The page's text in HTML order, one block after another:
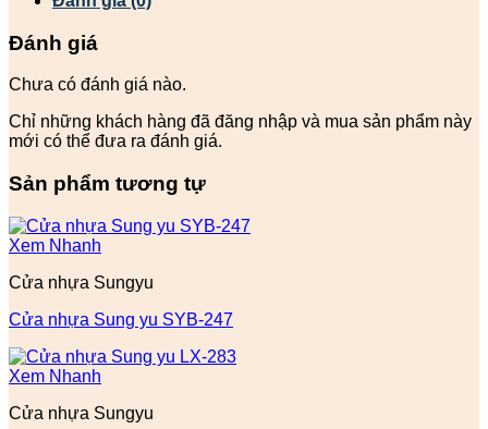
Đánh giá
Chưa có đánh giá nào.
Chỉ những khách hàng đã đăng nhập và mua sản phẩm này
mới có thể đưa ra đánh giá.
Sản phẩm tương tự
Xem Nhanh
Cửa nhựa Sungyu
Cửa nhựa Sung yu SYB-247
Xem Nhanh
Cửa nhựa Sungyu